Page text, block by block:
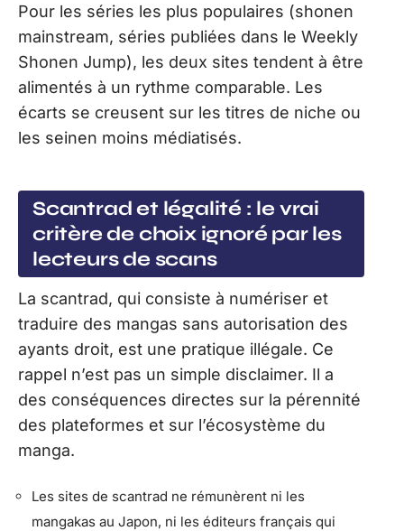
Pour les séries les plus populaires (shonen
mainstream, séries publiées dans le Weekly
Shonen Jump), les deux sites tendent à être
alimentés à un rythme comparable. Les
écarts se creusent sur les titres de niche ou
les seinen moins médiatisés.
Scantrad et légalité : le vrai
critère de choix ignoré par les
lecteurs de scans
La scantrad, qui consiste à numériser et
traduire des mangas sans autorisation des
ayants droit, est une pratique illégale. Ce
rappel n’est pas un simple disclaimer. Il a
des conséquences directes sur la pérennité
des plateformes et sur l’écosystème du
manga.
Les sites de scantrad ne rémunèrent ni les
mangakas au Japon, ni les éditeurs français qui